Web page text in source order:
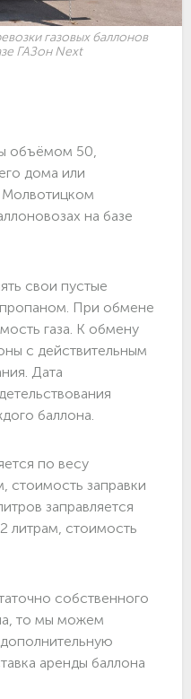
газовых баллонов
ГАЗон Next
объёмом 50,
дома или
Молвотицком
на базе
свои пустые
При обмене
газа. К обмену
с действительным
Дата
баллона.
по весу
стоимость заправки
заправляется
литрам, стоимость
собственного
то мы можем
аренды баллона